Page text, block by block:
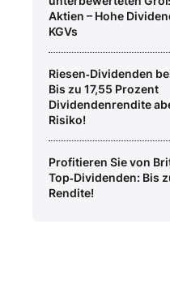
Aktien – Hohe
KGVs
Riesen‑Dividenden
Bis zu 17,55 Prozent
Dividendenrendite
Risiko!
Profitieren Sie von
Top‑Dividenden: Bis
Rendite!